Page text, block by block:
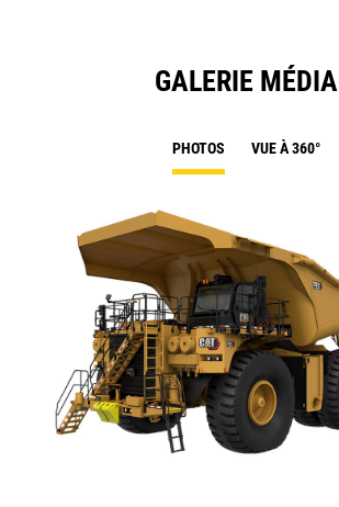
GALERIE MÉDIA
PHOTOS VUE À 360°